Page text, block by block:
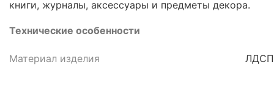
книги, журналы, аксессуары и предметы декора.
Технические особенности
Материал изделия